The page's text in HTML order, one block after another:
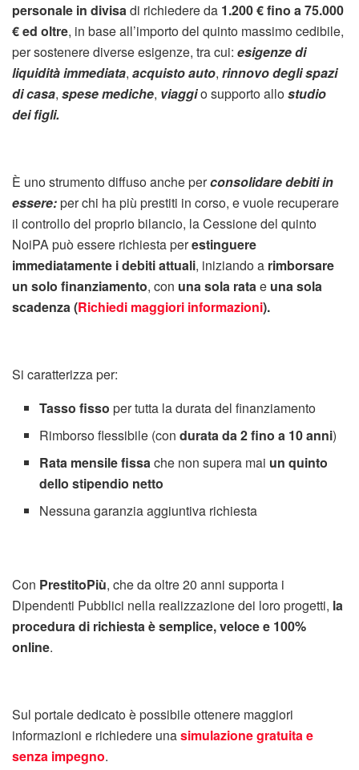
personale in divisadi richiedere da 1.200 € fino a 75.000
€ ed oltre, in base all’importo del quinto massimo cedibile,
per sostenere diverse esigenze, tra cui: esigenze di
liquidità immediata, acquisto auto, rinnovo degli spazi
di casa, spese mediche, viaggio supporto allostudio
dei figli.
È uno strumento diffuso anche perconsolidare debiti in
essere:per chi ha più prestiti in corso, e vuole recuperare
il controllo del proprio bilancio, la Cessione del quinto
NoiPA può essere richiesta perestinguere
immediatamente i debiti attuali, iniziando a rimborsare
un solo finanziamento, con una sola ratae una sola
scadenza (Richiedi maggiori informazioni).
Si caratterizza per:
Tasso fisso per tutta la durata del finanziamento
Rimborso flessibile (condurata da 2 fino a 10 anni)
Rata mensile fissache non supera mai un quinto
dello stipendio netto
Nessuna garanzia aggiuntiva richiesta
Con PrestitoPiù, che da oltre 20 anni supporta i
Dipendenti Pubblici nella realizzazione dei loro progetti, la
procedura di richiesta è semplice, veloce e 100%
online.
Sul portale dedicato è possibile ottenere maggiori
informazioni e richiedere unasimulazione gratuita e
senza impegno.